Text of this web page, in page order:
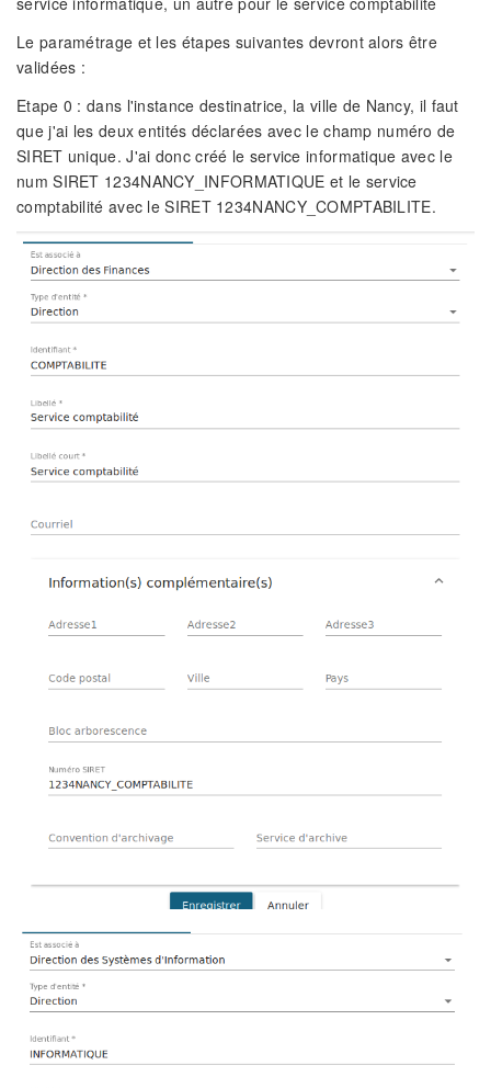
Le paramétrage et les étapes suivantes devront alors être
validées :
Etape 0 : dans l'instance destinatrice, la ville de Nancy, il faut
que j'ai les deux entités déclarées avec le champ numéro de
SIRET unique. J'ai donc créé le service informatique avec le
num SIRET 1234NANCY_INFORMATIQUE et le service
comptabilité avec le SIRET 1234NANCY_COMPTABILITE.